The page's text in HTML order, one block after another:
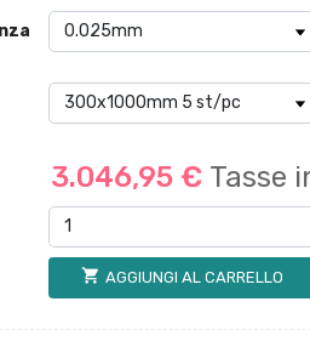
3.046,95 € Tasse
shopping_cart AGGIUNGI AL CARRELLO